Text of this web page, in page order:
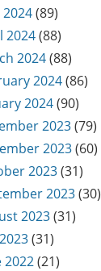
2024(89)
2024(88)
2024(88)
2024(86)
2024(90)
2023(79)
2023(60)
2023(31)
2023(30)
2023(31)
(31)
2022(21)